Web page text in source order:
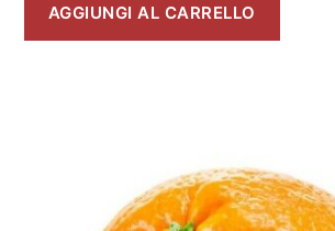
AGGIUNGI AL CARRELLO